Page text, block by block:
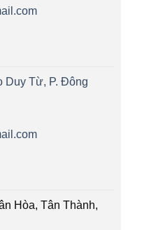
Từ, P. Đông
Hòa, Tân Thành,